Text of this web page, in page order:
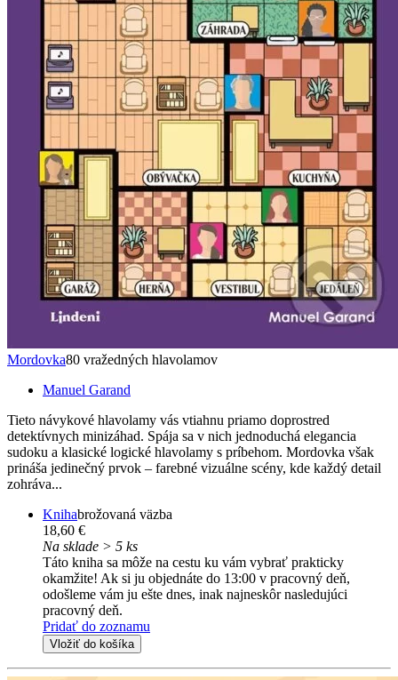
Mordovka80 vražedných hlavolamov
Manuel Garand
Tieto návykové hlavolamy vás vtiahnu priamo doprostred
detektívnych minizáhad. Spája sa v nich jednoduchá elegancia
sudoku a klasické logické hlavolamy s príbehom. Mordovka však
prináša jedinečný prvok – farebné vizuálne scény, kde každý detail
zohráva...
Knihabrožovaná väzba
18,60 €
Na sklade > 5 ks
Táto kniha sa môže na cestu ku vám vybrať prakticky
okamžite! Ak si ju objednáte do 13:00 v pracovný deň,
odošleme vám ju ešte dnes, inak najneskôr nasledujúci
pracovný deň.
Pridať do zoznamu
Vložiť do košíka